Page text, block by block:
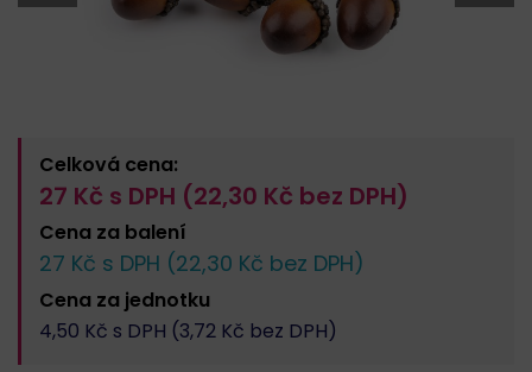
Celková cena:
27 Kč s DPH (22,30 Kč bez DPH)
Cena za balení
27 Kč s DPH (22,30 Kč bez DPH)
Cena za jednotku
4,50 Kč s DPH (3,72 Kč bez DPH)